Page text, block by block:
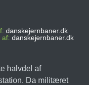
danskejernbaner.dk
af: danskejernbaner.dk
halvdel af
Da militæret